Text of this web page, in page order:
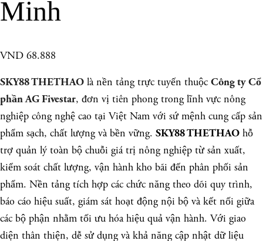
Minh
VND 68.888
SKY88 THETHAO là nền tảng trực tuyến thuộc Công ty Cổ
phần AG Fivestar, đơn vị tiên phong trong lĩnh vực nông
nghiệp công nghệ cao tại Việt Nam với sứ mệnh cung cấp sản
phẩm sạch, chất lượng và bền vững. SKY88 THETHAO hỗ
trợ quản lý toàn bộ chuỗi giá trị nông nghiệp từ sản xuất,
kiểm soát chất lượng, vận hành kho bãi đến phân phối sản
phẩm. Nền tảng tích hợp các chức năng theo dõi quy trình,
báo cáo hiệu suất, giám sát hoạt động nội bộ và kết nối giữa
các bộ phận nhằm tối ưu hóa hiệu quả vận hành. Với giao
diện thân thiện, dễ sử dụng và khả năng cập nhật dữ liệu